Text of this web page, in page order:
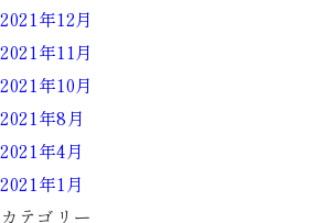
2021年12月
2021年11月
2021年10月
2021年8月
2021年4月
2021年1月
カテゴリー